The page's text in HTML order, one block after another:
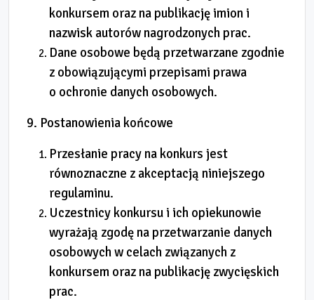
konkursem oraz na publikację imion i
nazwisk autorów nagrodzonych prac.
Dane osobowe będą przetwarzane zgodnie
z obowiązującymi przepisami prawa
o ochronie danych osobowych.
9. Postanowienia końcowe
Przesłanie pracy na konkurs jest
równoznaczne z akceptacją niniejszego
regulaminu.
Uczestnicy konkursu i ich opiekunowie
wyrażają zgodę na przetwarzanie danych
osobowych w celach związanych z
konkursem oraz na publikację zwycięskich
prac.